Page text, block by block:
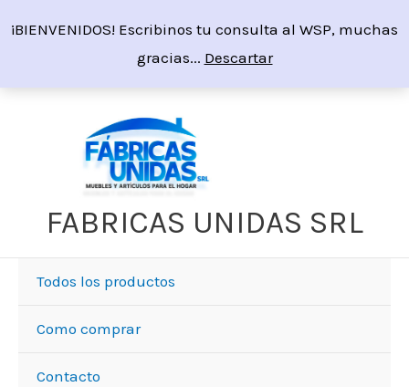
¡BIENVENIDOS! Escribinos tu consulta al WSP, muchas
gracias... Descartar
FABRICAS UNIDAS SRL
Todos los productos
Como comprar
Contacto